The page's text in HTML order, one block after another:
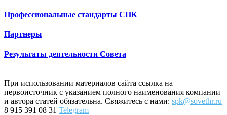
Профессиональные стандарты СПК
Партнеры
Результаты деятельности Совета
При использовании материалов сайта ссылка на
первоисточник с указанием полного наименования компании
и автора статей обязательна. Свяжитесь с нами: spk@sovethr.ru
8 915 391 08 31 Telegram